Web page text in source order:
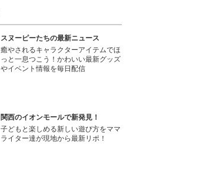
スヌーピーたちの最新ニュース
癒やされるキャラクターアイテムでほ
っと一息つこう！かわいい最新グッズ
やイベント情報を毎日配信
関西のイオンモールで新発見！
子どもと楽しめる新しい遊び方をママ
ライター達が現地から最新リポ！